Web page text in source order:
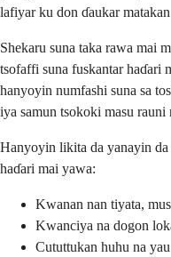
lafiyar ku don ɗaukar
Shekaru suna taka rawa mai
tsofaffi suna fuskantar haɗari
hanyoyin numfashi suna sa
iya samun tsokoki masu rauni
Hanyoyin likita da yanayin da
haɗari mai yawa:
Kwanan nan tiyata,
Kwanciya na dogon
Cututtukan huhu na